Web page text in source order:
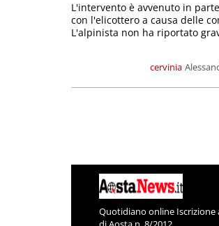
cervinia
L'intervento è avvenuto in
con l'elicottero a causa delle
L'alpinista non ha riportato
Quotidiano online Iscrizione